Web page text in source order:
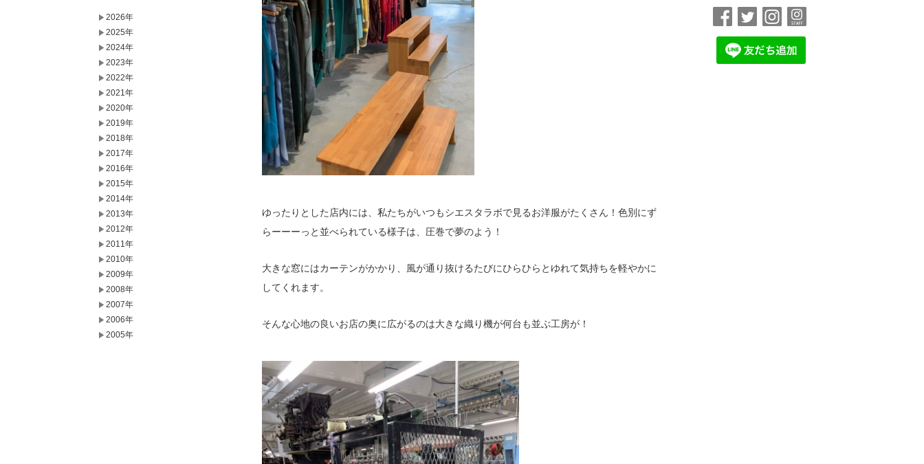
ゆったりとした店内には、私たちがいつもシエスタラボで見るお洋服がたくさん！色別にず
らーーーっと並べられている様子は、圧巻で夢のよう！
大きな窓にはカーテンがかかり、風が通り抜けるたびにひらひらとゆれて気持ちを軽やかに
してくれます。
そんな心地の良いお店の奥に広がるのは大きな織り機が何台も並ぶ工房が！
2026年
2025年
2024年
2023年
2022年
2021年
2020年
2019年
2018年
2017年
2016年
2015年
2014年
2013年
2012年
2011年
2010年
2009年
2008年
2007年
2006年
2005年